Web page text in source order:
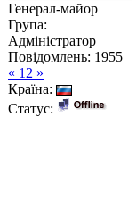
Генерал-майор
Група:
Адміністратор
Повідомлень: 1955
« 12 »
Країна:
Статус: